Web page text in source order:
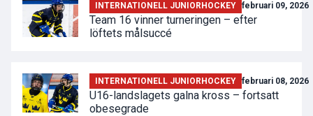
INTERNATIONELL JUNIORHOCKEY februari 09, 2026
Team 16 vinner turneringen – efter
löftets målsuccé
INTERNATIONELL JUNIORHOCKEY februari 08, 2026
U16-landslagets galna kross – fortsatt
obesegrade